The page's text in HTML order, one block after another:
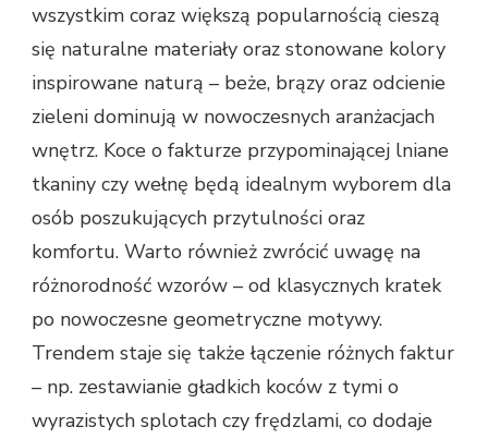
wszystkim coraz większą popularnością cieszą
się naturalne materiały oraz stonowane kolory
inspirowane naturą – beże, brązy oraz odcienie
zieleni dominują w nowoczesnych aranżacjach
wnętrz. Koce o fakturze przypominającej lniane
tkaniny czy wełnę będą idealnym wyborem dla
osób poszukujących przytulności oraz
komfortu. Warto również zwrócić uwagę na
różnorodność wzorów – od klasycznych kratek
po nowoczesne geometryczne motywy.
Trendem staje się także łączenie różnych faktur
– np. zestawianie gładkich koców z tymi o
wyrazistych splotach czy frędzlami, co dodaje